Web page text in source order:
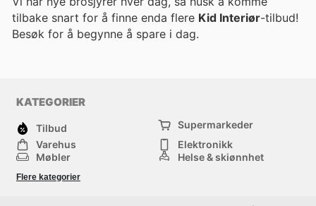
tilbake snart for å finne enda flere Kid Interiør-tilbud!
Besøk for å begynne å spare i dag.
KATEGORIER
Tilbud
Supermarkeder
Varehus
Elektronikk
Møbler
Helse & skjønnhet
Sport
Flere kategorier